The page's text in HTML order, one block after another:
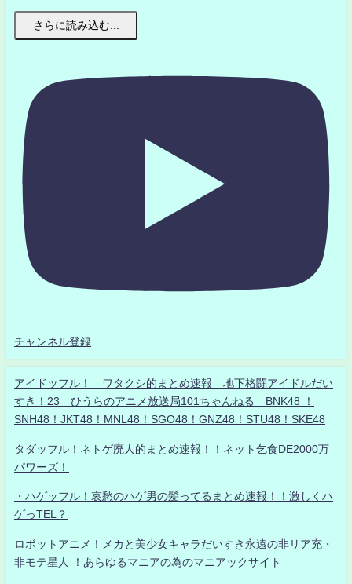
さらに読み込む...
チャンネル登録
アイドッフル！ ワタクシ的まとめ速報 地下格闘アイドルだい
すき！23 ひうらのアニメ放送局101ちゃんねる BNK48 ！
SNH48！JKT48！MNL48！SGO48！GNZ48！STU48！SKE48
タダッフル！ネトゲ廃人的まとめ速報！！ネット乞食DE2000万
パワーズ！
・ハゲッフル！哀愁のハゲ男の髪ってるまとめ速報！！激しくハ
ゲっTEL？
ロボットアニメ！メカと美少女キャラだいすき永遠の非リア充・
非モテ星人 ！あらゆるマニアの為のマニアックサイト